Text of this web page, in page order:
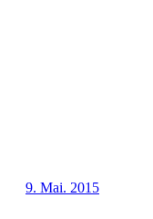
9. Mai. 2015